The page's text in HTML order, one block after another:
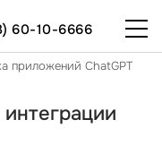
60-10-6666
приложений ChatGPT